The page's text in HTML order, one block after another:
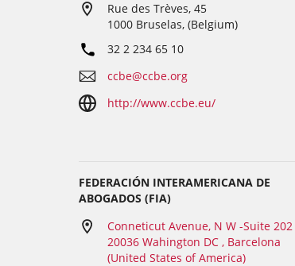
Rue des Trèves, 45
1000 Bruselas, (Belgium)
32 2 234 65 10
ccbe@ccbe.org
http://www.ccbe.eu/
FEDERACIÓN INTERAMERICANA DE
ABOGADOS (FIA)
Conneticut Avenue, N W -Suite 202
20036 Wahington DC , Barcelona
(United States of America)